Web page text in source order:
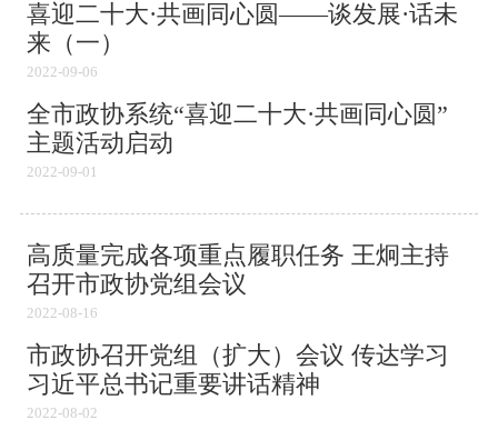
喜迎二十大·共画同心圆——谈发展·话未
来（一）
2022-09-06
全市政协系统“喜迎二十大·共画同心圆”
主题活动启动
2022-09-01
高质量完成各项重点履职任务 王炯主持
召开市政协党组会议
2022-08-16
市政协召开党组（扩大）会议 传达学习
习近平总书记重要讲话精神
2022-08-02